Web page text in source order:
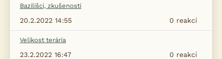
Bazilišci, zkušenosti
0 reakcí
20.2.2022 14:55
Velikost terária
0 reakcí
23.2.2022 16:47